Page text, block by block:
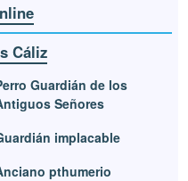
Cáliz
Guardián de los
Señores
implacable
pthumerio